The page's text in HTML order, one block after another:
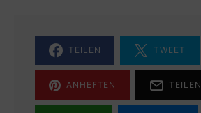
TEILEN TWEET
ANHEFTEN TEILEN